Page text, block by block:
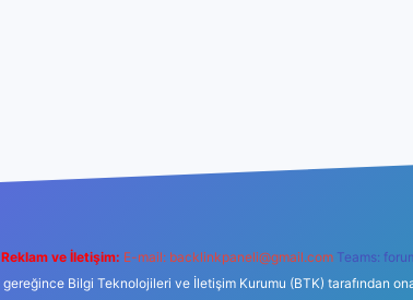
Reklam ve İletişim: E-mail: backlinkpaneli@gmail.com Teams:
gereğince Bilgi Teknolojileri ve İletişim Kurumu (BTK) tarafından